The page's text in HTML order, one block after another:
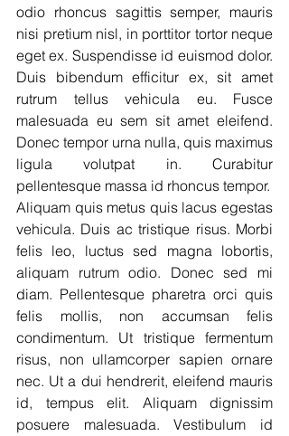
odio rhoncus sagittis semper, mauris
nisi pretium nisl, in porttitor tortor neque
eget ex. Suspendisse id euismod dolor.
Duis bibendum efficitur ex, sit amet
rutrum tellus vehicula eu. Fusce
malesuada eu sem sit amet eleifend.
Donec tempor urna nulla, quis maximus
ligula volutpat in. Curabitur
pellentesque massa id rhoncus tempor.
Aliquam quis metus quis lacus egestas
vehicula. Duis ac tristique risus. Morbi
felis leo, luctus sed magna lobortis,
aliquam rutrum odio. Donec sed mi
diam. Pellentesque pharetra orci quis
felis mollis, non accumsan felis
condimentum. Ut tristique fermentum
risus, non ullamcorper sapien ornare
nec. Ut a dui hendrerit, eleifend mauris
id, tempus elit. Aliquam dignissim
posuere malesuada. Vestibulum id